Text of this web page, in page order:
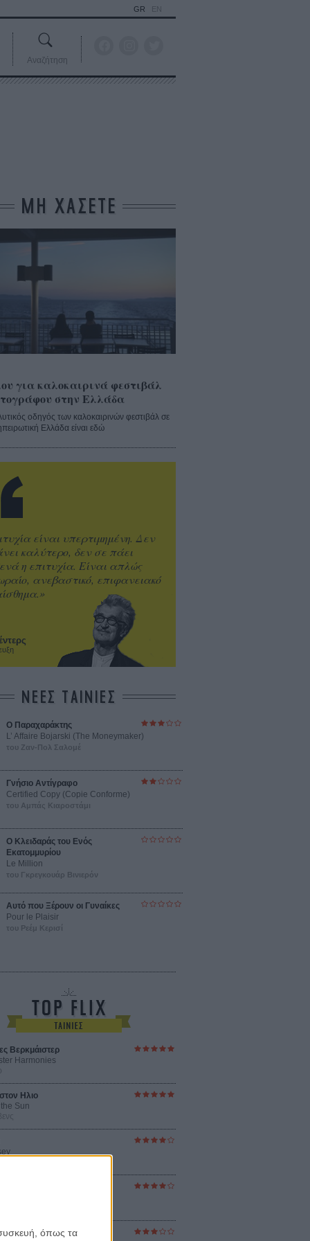
όπως τα
GR EN
Αναζήτηση
ΜΗ ΧΑΣΕΤΕ
για καλοκαιρινά φεστιβάλ
στην Ελλάδα
οδηγός των καλοκαιρινών φεστιβάλ σε
Ελλάδα είναι εδώ
είναι υπερτιμημένη. Δεν
καλύτερο, δεν σε πάει
η επιτυχία. Είναι απλώς
ανεβαστικό, επιφανειακό
ΝΕΕΣ ΤΑΙΝΙΕΣ
Ο Παραχαράκτης
L’ Affaire Bojarski (The Moneymaker)
του Ζαν-Πολ Σαλομέ
Γνήσιο Αντίγραφο
Certified Copy (Copie Conforme)
του Αμπάς Κιαροστάμι
Ο Κλειδαράς του Ενός
Εκατομμυρίου
Le Million
του Γκρεγκουάρ Βινιερόν
Αυτό που Ξέρουν οι Γυναίκες
Pour le Plaisir
του Ρεέμ Κερισί
Βερκμάιστερ
Harmonies
Ηλιο
Sun